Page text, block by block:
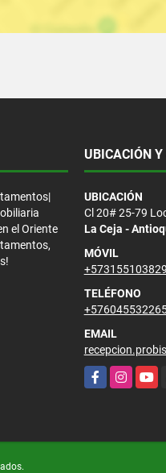
el Oriente
UBICACIÓN
UBICACIÓN
Cl 20# 25-79
La Ceja -
MÓVIL
+573155103829
TELÉFONO
EMAIL
FacebookInstagram